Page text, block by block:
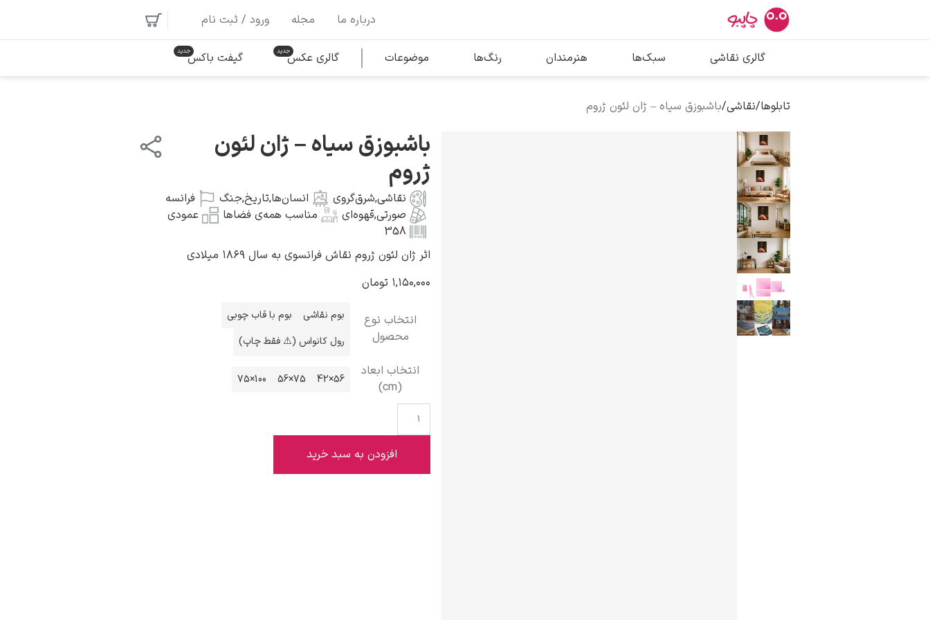
بیشترین جستجوها
پیکاسو
سالوادور دالی
محبوب‌ترین هنرمندان
درباره ما مجله ورود / ثبت نام
گالری نقاشی سبک‌ها هنرمندان رنگ‌ها موضوعات گالری عکس گیفت باکس
تابلوها/نقاشی/باشبوزق سیاه – ژان لئون ژروم
باشبوزق سیاه – ژان لئون
ژروم
نقاشی,شرق‌گروی انسان‌ها,تاریخ,جنگ
فرانسه
صورتی,قهوه‌ای مناسب همه‌ی فضاها
عمودی
358
اثر ژان لئون ژروم نقاش فرانسوی به سال ۱۸۶۹ میلادی
۱,۱۵۰,۰۰۰ تومان
انتخاب نوع
محصول
بوم نقاشی
بوم با قاب چوبی
رول کانواس (⚠️ فقط چاپ)
انتخاب ابعاد
(cm)
56×42
75×56
100×75
افزودن به سبد خرید